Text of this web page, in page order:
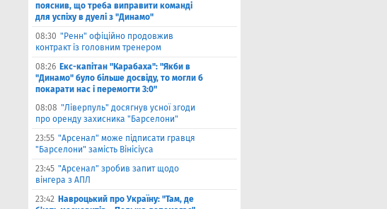
пояснив, що треба виправити команді
для успіху в дуелі з "Динамо"
08:30 "Ренн" офіційно продовжив
контракт із головним тренером
08:26 Екс-капітан "Карабаха": "Якби в
"Динамо" було більше досвіду, то могли б
покарати нас і перемогти 3:0"
08:08 "Ліверпуль" досягнув усної згоди
про оренду захисника "Барселони"
23:55 "Арсенал" може підписати гравця
"Барселони" замість Вінісіуса
23:45 "Арсенал" зробив запит щодо
вінгера з АПЛ
23:42 Навроцький про Україну: "Там, де